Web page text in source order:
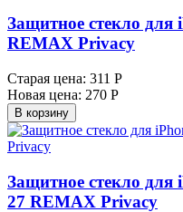
Защитное стекло для
REMAX Privacy
Старая цена: 311 Р
Новая цена: 270 Р
В корзину
Защитное стекло для
27 REMAX Privacy